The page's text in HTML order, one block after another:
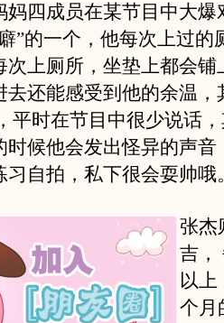
四成员在某节目中大爆
”的一个，他每次上过的
次上厕所，坐垫上都会铺
去还能感受到他的余温，
平时在节目中很少说话
时候他会发出怪异的声音
习自拍，私下很会耍帅哦
张杰
吉，
以
个月